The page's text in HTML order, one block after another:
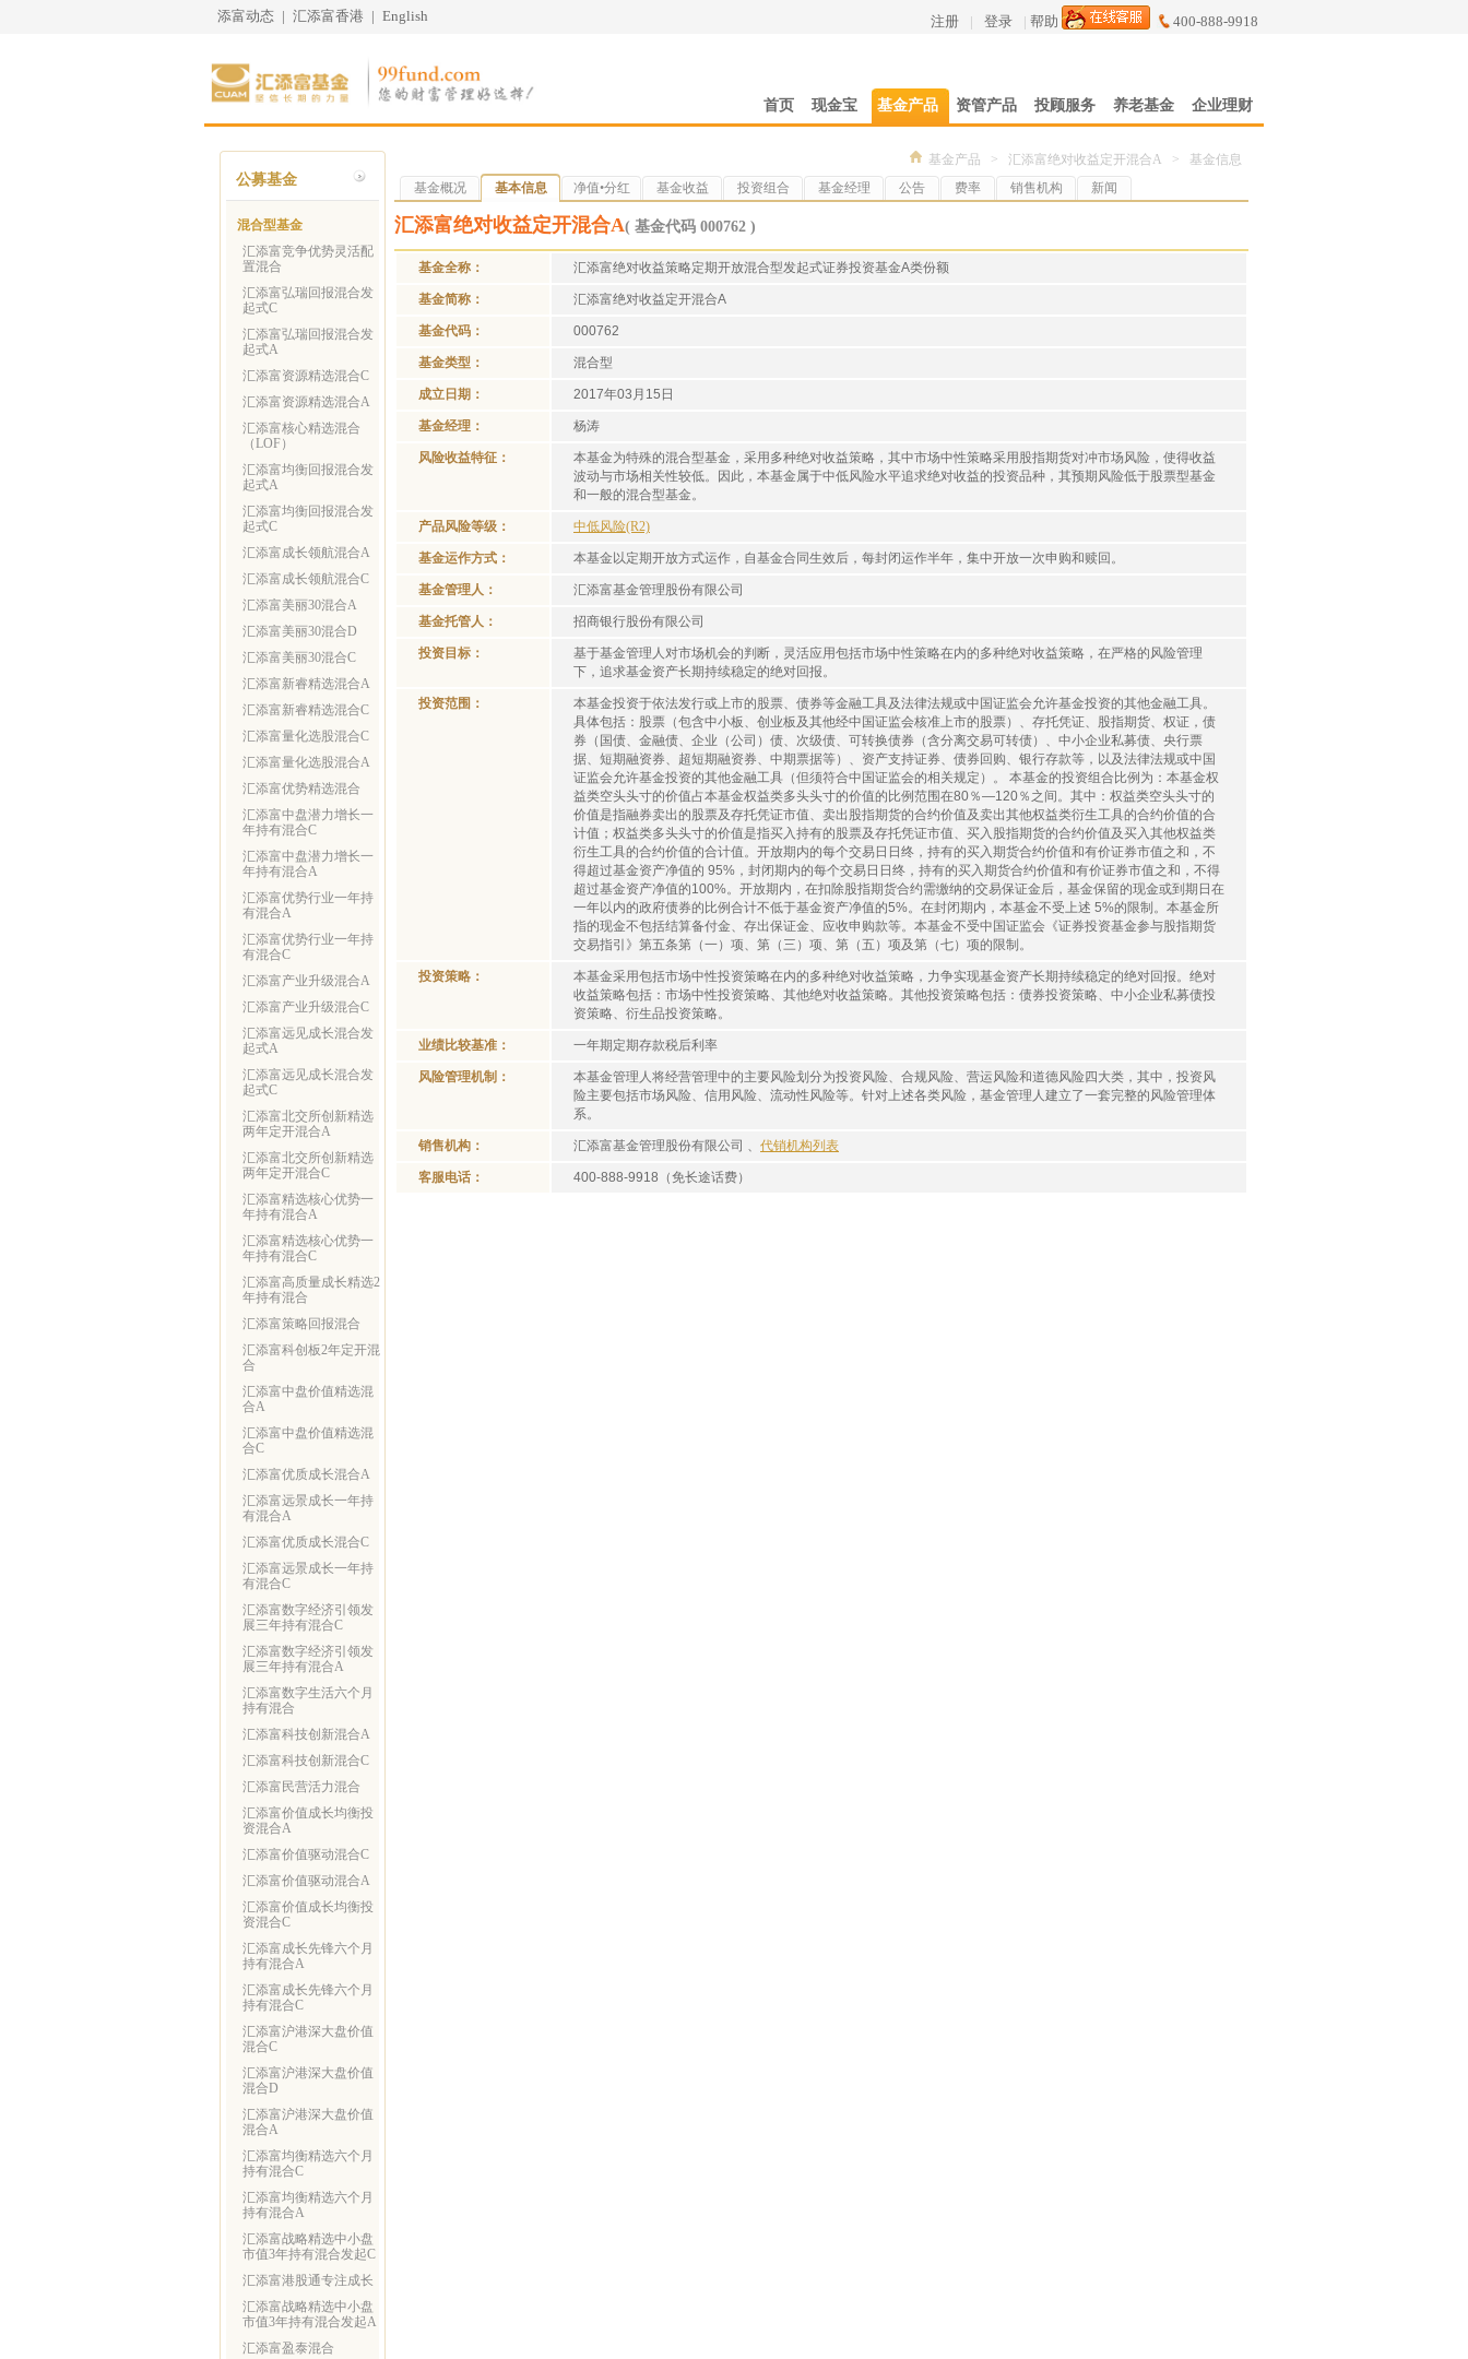
添富动态 | 汇添富香港 | English 注册 | 登录 | 帮助 400-888-9918
首页 现金宝 基金产品 资管产品 投顾服务 养老基金 企业理财
公募基金
混合型基金
汇添富竞争优势灵活配
置混合
汇添富弘瑞回报混合发
起式C
汇添富弘瑞回报混合发
起式A
汇添富资源精选混合C
汇添富资源精选混合A
汇添富核心精选混合
（LOF）
汇添富均衡回报混合发
起式A
汇添富均衡回报混合发
起式C
汇添富成长领航混合A
汇添富成长领航混合C
汇添富美丽30混合A
汇添富美丽30混合D
汇添富美丽30混合C
汇添富新睿精选混合A
汇添富新睿精选混合C
汇添富量化选股混合C
汇添富量化选股混合A
汇添富优势精选混合
汇添富中盘潜力增长一
年持有混合C
汇添富中盘潜力增长一
年持有混合A
汇添富优势行业一年持
有混合A
汇添富优势行业一年持
有混合C
汇添富产业升级混合A
汇添富产业升级混合C
汇添富远见成长混合发
起式A
汇添富远见成长混合发
起式C
汇添富北交所创新精选
两年定开混合A
汇添富北交所创新精选
两年定开混合C
汇添富精选核心优势一
年持有混合A
汇添富精选核心优势一
年持有混合C
汇添富高质量成长精选2
年持有混合
汇添富策略回报混合
汇添富科创板2年定开混
合
汇添富中盘价值精选混
合A
汇添富中盘价值精选混
合C
汇添富优质成长混合A
汇添富远景成长一年持
有混合A
汇添富优质成长混合C
汇添富远景成长一年持
有混合C
汇添富数字经济引领发
展三年持有混合C
汇添富数字经济引领发
展三年持有混合A
汇添富数字生活六个月
持有混合
汇添富科技创新混合A
汇添富科技创新混合C
汇添富民营活力混合
汇添富价值成长均衡投
资混合A
汇添富价值驱动混合C
汇添富价值驱动混合A
汇添富价值成长均衡投
资混合C
汇添富成长先锋六个月
持有混合A
汇添富成长先锋六个月
持有混合C
汇添富沪港深大盘价值
混合C
汇添富沪港深大盘价值
混合D
汇添富沪港深大盘价值
混合A
汇添富均衡精选六个月
持有混合C
汇添富均衡精选六个月
持有混合A
汇添富战略精选中小盘
市值3年持有混合发起C
汇添富港股通专注成长
汇添富战略精选中小盘
市值3年持有混合发起A
汇添富盈泰混合
基金产品 > 汇添富绝对收益定开混合A > 基金信息
基金概况 基本信息 净值•分红 基金收益 投资组合 基金经理 公告 费率 销售机构 新闻
汇添富绝对收益定开混合A( 基金代码 000762 )
基金全称： 汇添富绝对收益策略定期开放混合型发起式证券投资基金A类份额
基金简称： 汇添富绝对收益定开混合A
基金代码： 000762
基金类型： 混合型
成立日期： 2017年03月15日
基金经理： 杨涛
风险收益特征：
本基金为特殊的混合型基金，采用多种绝对收益策略，其中市场中性策略采用股指期货对冲市场风险，使得收益
波动与市场相关性较低。因此，本基金属于中低风险水平追求绝对收益的投资品种，其预期风险低于股票型基金
和一般的混合型基金。
产品风险等级： 中低风险(R2)
基金运作方式： 本基金以定期开放方式运作，自基金合同生效后，每封闭运作半年，集中开放一次申购和赎回。
基金管理人： 汇添富基金管理股份有限公司
基金托管人： 招商银行股份有限公司
投资目标：
基于基金管理人对市场机会的判断，灵活应用包括市场中性策略在内的多种绝对收益策略，在严格的风险管理
下，追求基金资产长期持续稳定的绝对回报。
投资范围：
本基金投资于依法发行或上市的股票、债券等金融工具及法律法规或中国证监会允许基金投资的其他金融工具。
具体包括：股票（包含中小板、创业板及其他经中国证监会核准上市的股票）、存托凭证、股指期货、权证，债
券（国债、金融债、企业（公司）债、次级债、可转换债券（含分离交易可转债）、中小企业私募债、央行票
据、短期融资券、超短期融资券、中期票据等）、资产支持证券、债券回购、银行存款等，以及法律法规或中国
证监会允许基金投资的其他金融工具（但须符合中国证监会的相关规定）。 本基金的投资组合比例为：本基金权
益类空头头寸的价值占本基金权益类多头头寸的价值的比例范围在80％—120％之间。其中：权益类空头头寸的
价值是指融券卖出的股票及存托凭证市值、卖出股指期货的合约价值及卖出其他权益类衍生工具的合约价值的合
计值；权益类多头头寸的价值是指买入持有的股票及存托凭证市值、买入股指期货的合约价值及买入其他权益类
衍生工具的合约价值的合计值。开放期内的每个交易日日终，持有的买入期货合约价值和有价证券市值之和，不
得超过基金资产净值的 95%，封闭期内的每个交易日日终，持有的买入期货合约价值和有价证券市值之和，不得
超过基金资产净值的100%。开放期内，在扣除股指期货合约需缴纳的交易保证金后，基金保留的现金或到期日在
一年以内的政府债券的比例合计不低于基金资产净值的5%。在封闭期内，本基金不受上述 5%的限制。本基金所
指的现金不包括结算备付金、存出保证金、应收申购款等。本基金不受中国证监会《证券投资基金参与股指期货
交易指引》第五条第（一）项、第（三）项、第（五）项及第（七）项的限制。
投资策略：
本基金采用包括市场中性投资策略在内的多种绝对收益策略，力争实现基金资产长期持续稳定的绝对回报。绝对
收益策略包括：市场中性投资策略、其他绝对收益策略。其他投资策略包括：债券投资策略、中小企业私募债投
资策略、衍生品投资策略。
业绩比较基准： 一年期定期存款税后利率
风险管理机制：
本基金管理人将经营管理中的主要风险划分为投资风险、合规风险、营运风险和道德风险四大类，其中，投资风
险主要包括市场风险、信用风险、流动性风险等。针对上述各类风险，基金管理人建立了一套完整的风险管理体
系。
销售机构： 汇添富基金管理股份有限公司 、 代销机构列表
客服电话： 400-888-9918（免长途话费）